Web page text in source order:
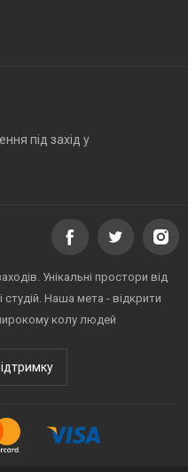
під захід у
Унікальні простори від
студій. Наша мета - відкрити
колу людей